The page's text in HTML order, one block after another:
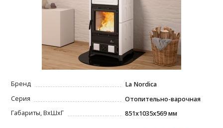
Бренд
La Nordica
Серия
Отопительно-варочная
Габариты, ВxШxГ
851x1035x569 мм